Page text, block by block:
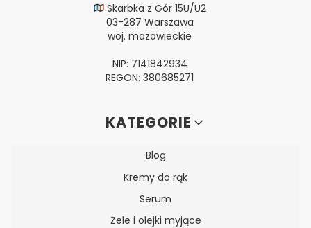
Skarbka z Gór 15U/U2
03-287 Warszawa
woj. mazowieckie
NIP: 7141842934
REGON: 380685271
Linki w stopceKATEGORIE
Blog
Kremy do rąk
Serum
Żele i olejki myjące